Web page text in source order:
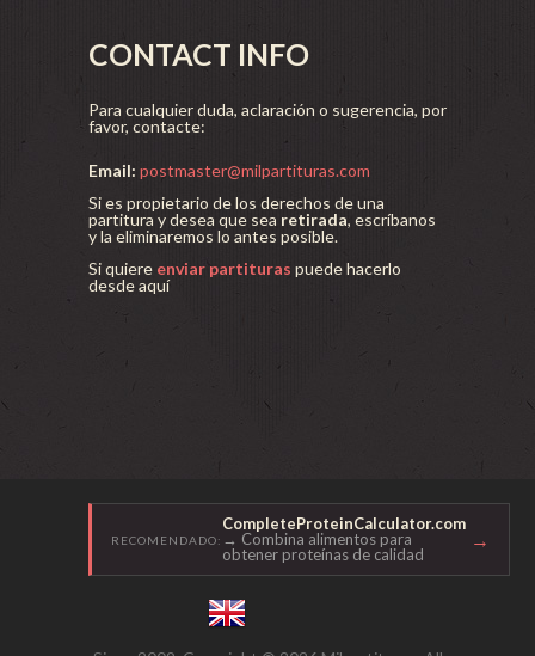
CONTACT INFO
Para cualquier duda, aclaración o sugerencia, por
favor, contacte:
Email: postmaster@milpartituras.com
Si es propietario de los derechos de una
partitura y desea que sea retirada, escríbanos
y la eliminaremos lo antes posible.
Si quiere enviar partituras puede hacerlo
desde aquí
RECOMENDADO:
CompleteProteinCalculator.com
→ Combina alimentos para
obtener proteínas de calidad
→